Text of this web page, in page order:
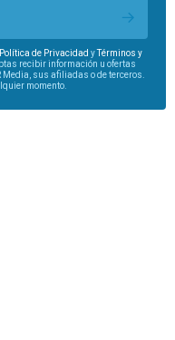
Política de Privacidad yTérminos y
recibir información u ofertas
sus afiliadas o de terceros.
momento.